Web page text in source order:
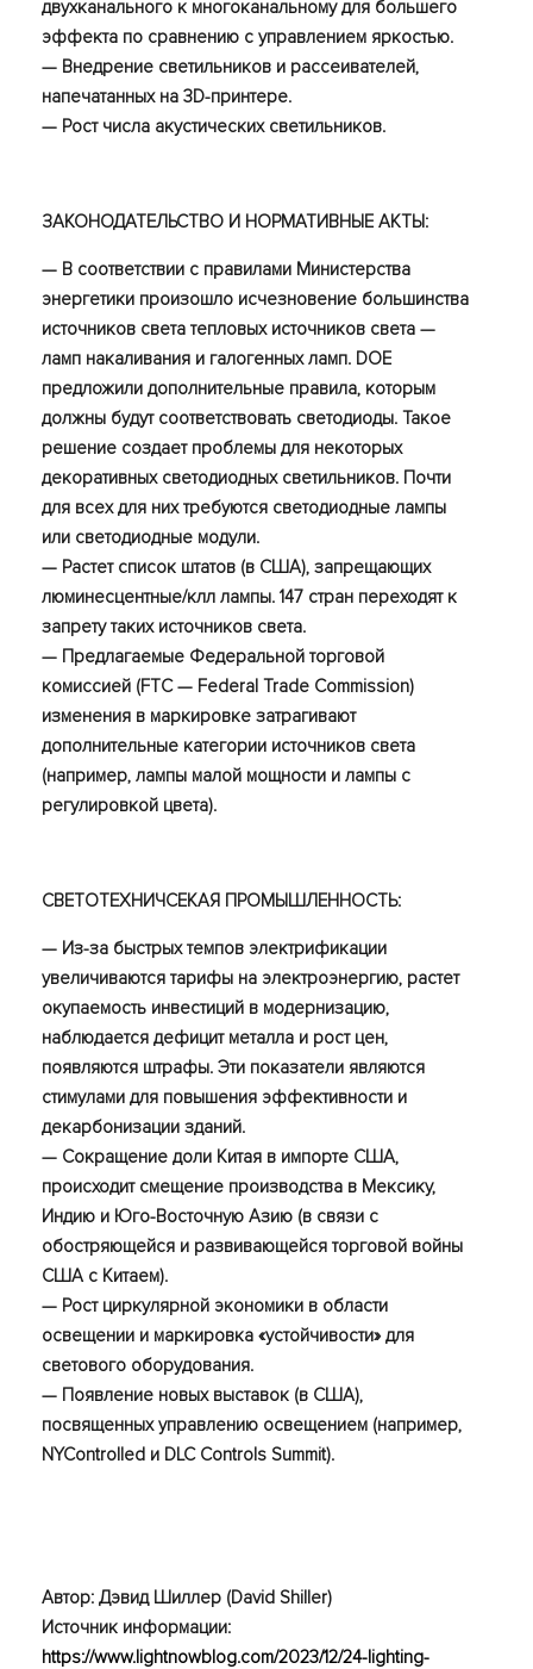
двухканального к многоканальному для большего
эффекта по сравнению с управлением яркостью.
— Внедрение светильников и рассеивателей,
напечатанных на 3D-принтере.
— Рост числа акустических светильников.
ЗАКОНОДАТЕЛЬСТВО И НОРМАТИВНЫЕ АКТЫ:
— В соответствии с правилами Министерства
энергетики произошло исчезновение большинства
источников света тепловых источников света —
ламп накаливания и галогенных ламп. DOE
предложили дополнительные правила, которым
должны будут соответствовать светодиоды. Такое
решение создает проблемы для некоторых
декоративных светодиодных светильников. Почти
для всех для них требуются светодиодные лампы
или светодиодные модули.
— Растет список штатов (в США), запрещающих
люминесцентные/клл лампы. 147 стран переходят к
запрету таких источников света.
— Предлагаемые Федеральной торговой
комиссией (FTC — Federal Trade Commission)
изменения в маркировке затрагивают
дополнительные категории источников света
(например, лампы малой мощности и лампы с
регулировкой цвета).
СВЕТОТЕХНИЧСЕКАЯ ПРОМЫШЛЕННОСТЬ:
— Из-за быстрых темпов электрификации
увеличиваются тарифы на электроэнергию, растет
окупаемость инвестиций в модернизацию,
наблюдается дефицит металла и рост цен,
появляются штрафы. Эти показатели являются
стимулами для повышения эффективности и
декарбонизации зданий.
— Сокращение доли Китая в импорте США,
происходит смещение производства в Мексику,
Индию и Юго-Восточную Азию (в связи с
обостряющейся и развивающейся торговой войны
США с Китаем).
— Рост циркулярной экономики в области
освещении и маркировка «устойчивости» для
светового оборудования.
— Появление новых выставок (в США),
посвященных управлению освещением (например,
NYControlled и DLC Controls Summit).
Автор: Дэвид Шиллер (David Shiller)
Источник информации:
https://www.lightnowblog.com/2023/12/24-lighting-